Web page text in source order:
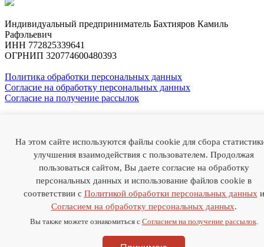
Индивидуальный предприниматель Бахтияров Камиль
Рафэльевич
ИНН 772825339641
ОГРНИП 320774600480393
Политика обработки персональных данных
Согласие на обработку персональных данных
Согласие на получение рассылок
Камиль Бахтияров
О докторе Случаи из практики Отзывы Статьи Медиа Наука
Цены
Thank you! Your submission has been received!
Oops! Something went wrong while submitting the form.
+7 985-786-22-55
Oops! Something went wrong while submitting the form.
На этом сайте используются файлы cookie для сбора
улучшения взаимодействия с пользователем. Продолжая
пользоваться сайтом, Вы даете согласие на обработку
персональных данных и использование файлов cookie в
соответствии с Политикой обработки персональных данных и
Согласием на обработку персональных данных.
Вы также можете ознакомиться с Согласием на получение рассылок.